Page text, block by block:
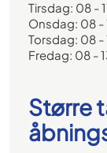
Tirsdag: 08 -
Onsdag: 08 -
Torsdag: 08 -
Fredag: 08 -
Større